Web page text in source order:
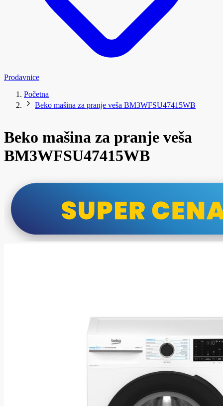
Prodavnice
Početna
Beko mašina za pranje veša BM3WFSU47415WB
Beko mašina za pranje veša
BM3WFSU47415WB